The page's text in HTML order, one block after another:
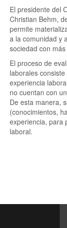
El presidente del
Christian Behm,
permite
a la comunidad y
sociedad con
El proceso de
laborales
experiencia
no cuentan con
De esta manera,
(conocimientos,
experiencia, para
laboral.